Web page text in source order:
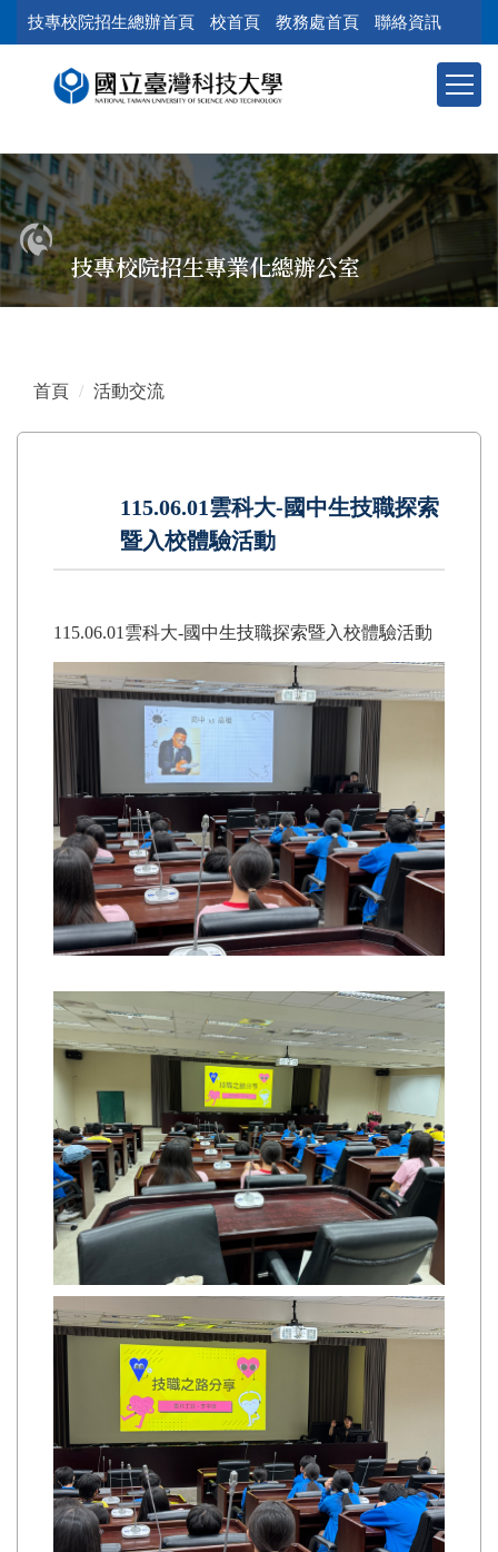
到
容
區
塊
技專校院招生總辦首頁 校首頁 教務處首頁 聯絡資訊
技專校院招生專業化總辦公室
首頁 活動交流
115.06.01雲科大-國中生技職探索
暨入校體驗活動
115.06.01雲科大-國中生技職探索暨入校體驗活動